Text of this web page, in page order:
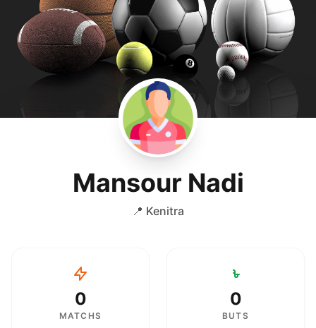
Mansour Nadi
📍 Kenitra
0
MATCHS
0
BUTS